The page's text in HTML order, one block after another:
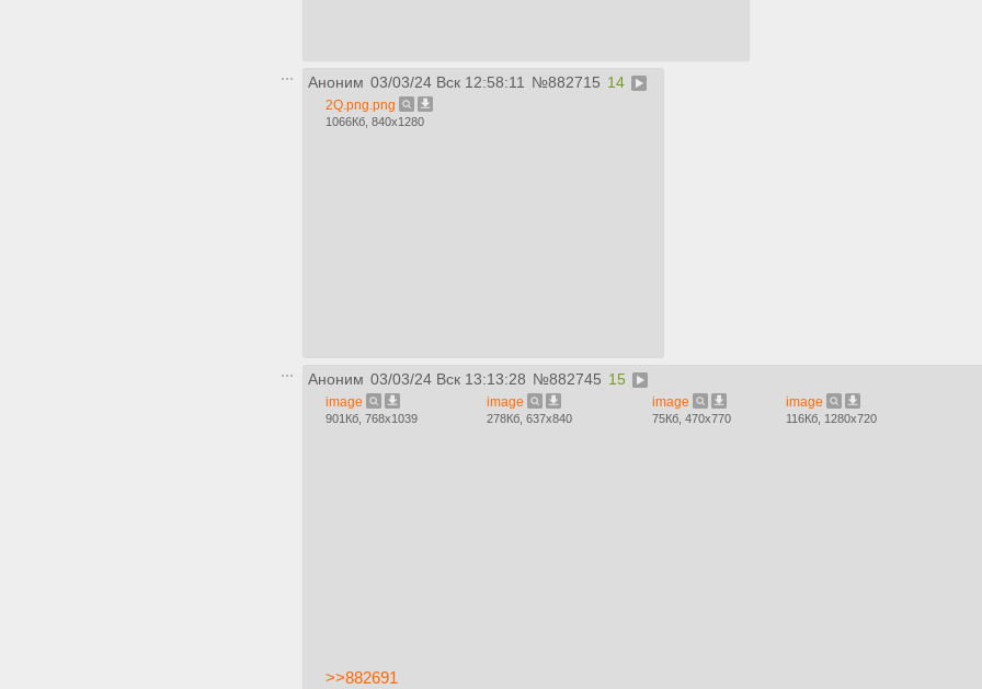
Аноним 03/03/24 Вск 12:58:11 №882715 14
2Q.png.png
1066Кб, 840x1280
Аноним 03/03/24 Вск 13:13:28 №882745 15
image
901Кб, 768x1039
image
278Кб, 637x840
image
75Кб, 470x770
image
116Кб, 1280x720
>>882691